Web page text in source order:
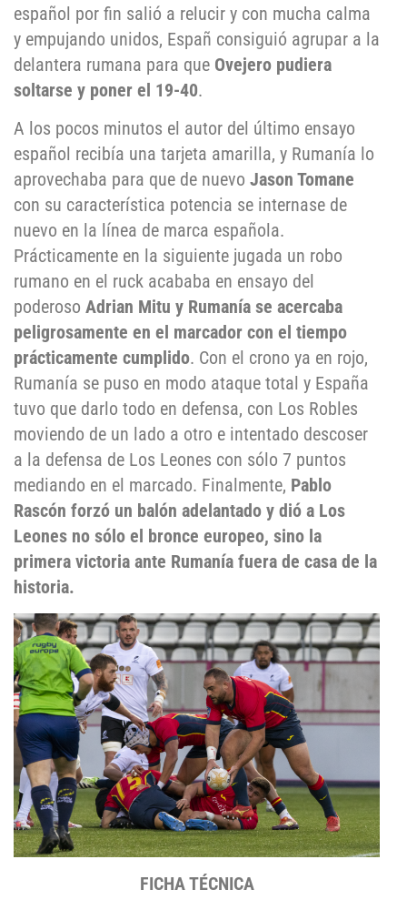
español por fin salió a relucir y con mucha calma
y empujando unidos, Españ consiguió agrupar a la
delantera rumana para que Ovejero pudiera
soltarse y poner el 19-40.
A los pocos minutos el autor del último ensayo
español recibía una tarjeta amarilla, y Rumanía lo
aprovechaba para que de nuevo Jason Tomane
con su característica potencia se internase de
nuevo en la línea de marca española.
Prácticamente en la siguiente jugada un robo
rumano en el ruck acababa en ensayo del
poderoso Adrian Mitu y Rumanía se acercaba
peligrosamente en el marcador con el tiempo
prácticamente cumplido. Con el crono ya en rojo,
Rumanía se puso en modo ataque total y España
tuvo que darlo todo en defensa, con Los Robles
moviendo de un lado a otro e intentado descoser
a la defensa de Los Leones con sólo 7 puntos
mediando en el marcado. Finalmente, Pablo
Rascón forzó un balón adelantado y dió a Los
Leones no sólo el bronce europeo, sino la
primera victoria ante Rumanía fuera de casa de la
historia.
FICHA TÉCNICA